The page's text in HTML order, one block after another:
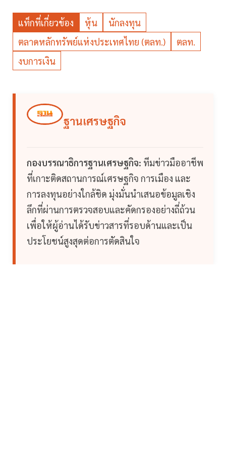
แท็กที่เกี่ยวข้อง หุ้น
นักลงทุน
ตลาดหลักทรัพย์แห่งประเทศไทย (ตลท.)
ตลท.
งบการเงิน
ฐานเศรษฐกิจ
กองบรรณาธิการฐานเศรษฐกิจ: ทีมข่าวมืออาชีพ
ที่เกาะติดสถานการณ์เศรษฐกิจ การเมือง และ
การลงทุนอย่างใกล้ชิด มุ่งมั่นนำเสนอข้อมูลเชิง
ลึกที่ผ่านการตรวจสอบและคัดกรองอย่างถี่ถ้วน
เพื่อให้ผู้อ่านได้รับข่าวสารที่รอบด้านและเป็น
ประโยชน์สูงสุดต่อการตัดสินใจ